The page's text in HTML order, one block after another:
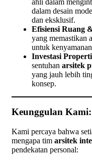
dalam desain
dan eksklusif.
Efisiensi Ruang
yang memastikan
untuk
Investasi
sentuhan arsitek
yang jauh lebih
konsep.
Keunggulan
Kami percaya bahwa
mengapa tim arsitek
pendekatan personal: